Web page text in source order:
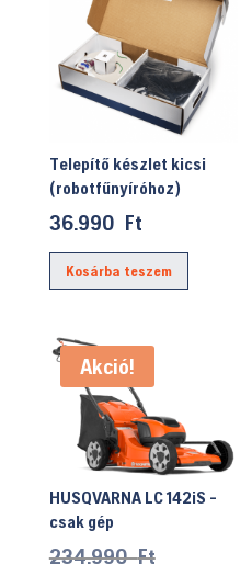
Telepítő készlet kicsi
(robotfűnyíróhoz)
36.990 Ft
Kosárba teszem
Akció!
HUSQVARNA LC 142iS -
csak gép
234.990FtOriginal